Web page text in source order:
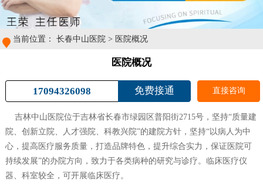
当前位置：长春中山医院 > 医院概况
医院概况
17094326098 免费接通 直接咨询
吉林中山医院位于吉林省长春市绿园区普阳街2715号，坚持“质量建
院、创新立院、人才强院、科教兴院”的建院方针，坚持“以病人为中
心，提高医疗服务质量，打造品牌特色，提升综合实力，保证医院可
持续发展”的办院方向，致力于各类病种的研究与诊疗。临床医疗仪
器、科室较全，可开展临床医疗。